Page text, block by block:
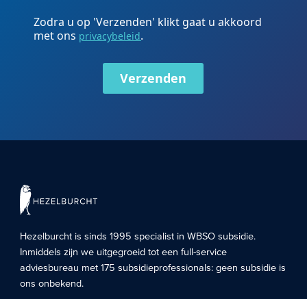
Zodra u op 'Verzenden' klikt gaat u akkoord
met ons privacybeleid.
Verzenden
Hezelburcht is sinds 1995 specialist inWBSO subsidie.
Inmiddels zijn we uitgegroeid tot een full-service
adviesbureau met 175 subsidieprofessionals: geen subsidie is
ons onbekend.